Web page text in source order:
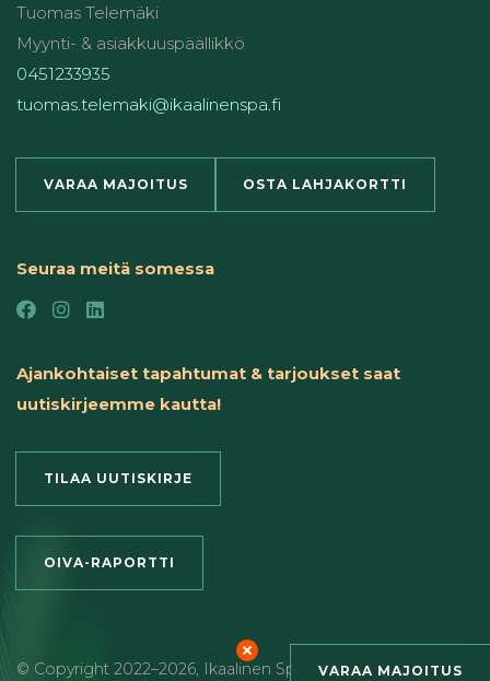
VARAA MAJOITUS
Tuomas Telemäki
Myynti- & asiakkuuspäällikkö
0451233935
tuomas.telemaki@ikaalinenspa.fi
VARAA MAJOITUS OSTA LAHJAKORTTI
Seuraa meitä somessa
Ajankohtaiset tapahtumat & tarjoukset saat
uutiskirjeemme kautta!
TILAA UUTISKIRJE
OIVA-RAPORTTI
© Copyright 2022–2026, Ikaalinen Spa & Resort ,Roihu Inc. –